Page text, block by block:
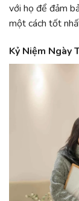
với họ để đảm
một cách tốt
Kỷ Niệm Ngày